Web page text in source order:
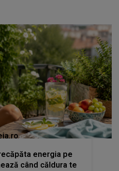
energia pe
când căldura te